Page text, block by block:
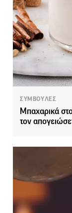
ΣΥΜΒΟΥΛΕΣ
Μπαχαρικά
τον